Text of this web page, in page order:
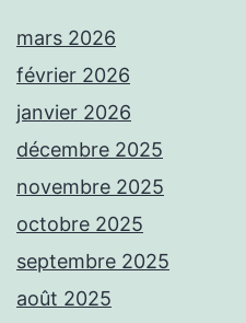
mars 2026
février 2026
janvier 2026
décembre 2025
novembre 2025
octobre 2025
septembre 2025
août 2025